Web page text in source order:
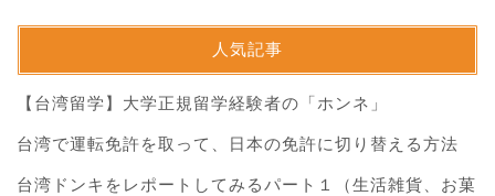
人気記事
【台湾留学】大学正規留学経験者の「ホンネ」
台湾で運転免許を取って、日本の免許に切り替える方法
台湾ドンキをレポートしてみるパート１（生活雑貨、お菓